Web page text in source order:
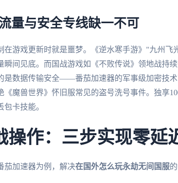
量与安全专线缺一不可
在游戏更新时就是噩梦。《逆水寒手游》"九州飞
瞬间见底。而国战游戏如《不败传说》领地战持
是数据传输安全——番茄加速器的军事级加密技
《魔兽世界》怀旧服常见的盗号洗号事件。独享
包卡技能。
操作：三步实现零延
茄加速器为例，解决在国外怎么玩永劫无间国服